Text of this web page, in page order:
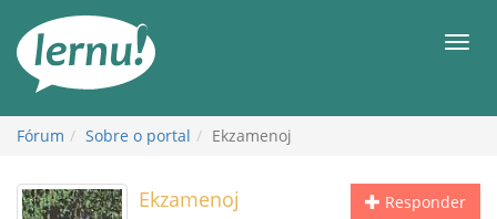
conteúdo
Fórum Sobre o portal Ekzamenoj
Responder
Ekzamenoj